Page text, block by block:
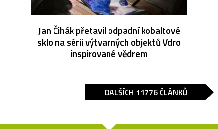
Jan Čihák přetavil odpadní kobaltové
sklo na sérii výtvarných objektů Vdro
inspirované vědrem
DALŠÍCH 11776 ČLÁNKŮ